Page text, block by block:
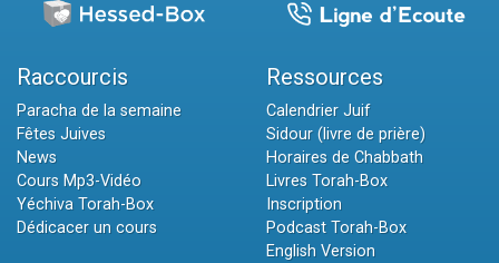
Raccourcis
Paracha de la semaine
Fêtes Juives
News
Cours Mp3-Vidéo
Yéchiva Torah-Box
Dédicacer un cours
Ressources
Calendrier Juif
Sidour (livre de prière)
Horaires de Chabbath
Livres Torah-Box
Inscription
Podcast Torah-Box
English Version